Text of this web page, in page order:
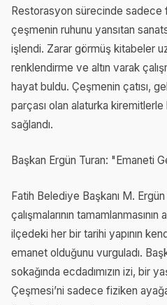
Restorasyon sürecinde sadece
çeşmenin ruhunu yansıtan
işlendi. Zarar görmüş kitabeler
renklendirme ve altın varak
hayat buldu. Çeşmenin çatısı,
parçası olan alaturka
sağlandı.
Başkan Ergün Turan: "Emaneti
Fatih Belediye Başkanı M.
çalışmalarının tamamlanmasının
ilçedeki her bir tarihi yapının
emanet olduğunu vurguladı.
sokağında ecdadımızın izi, bir
Çeşmesi’ni sadece fiziken